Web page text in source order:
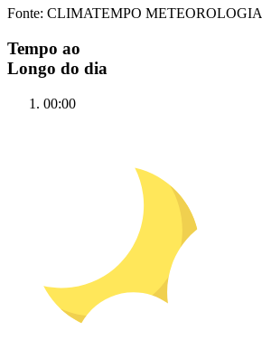
Fonte: CLIMATEMPO METEOROLOGIA
Tempo ao
Longo do dia
00:00